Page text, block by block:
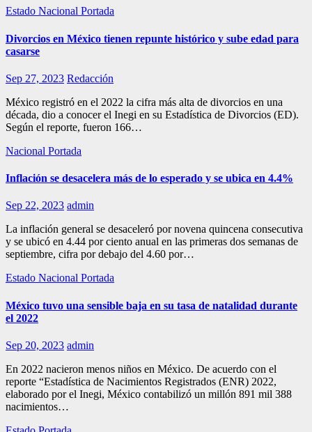
Estado Nacional Portada
Divorcios en México tienen repunte histórico y sube edad para
casarse
Sep 27, 2023 Redacción
México registró en el 2022 la cifra más alta de divorcios en una
década, dio a conocer el Inegi en su Estadística de Divorcios (ED).
Según el reporte, fueron 166…
Nacional Portada
Inflación se desacelera más de lo esperado y se ubica en 4.4%
Sep 22, 2023 admin
La inflación general se desaceleró por novena quincena consecutiva
y se ubicó en 4.44 por ciento anual en las primeras dos semanas de
septiembre, cifra por debajo del 4.60 por…
Estado Nacional Portada
México tuvo una sensible baja en su tasa de natalidad durante
el 2022
Sep 20, 2023 admin
En 2022 nacieron menos niños en México. De acuerdo con el
reporte “Estadística de Nacimientos Registrados (ENR) 2022,
elaborado por el Inegi, México contabilizó un millón 891 mil 388
nacimientos…